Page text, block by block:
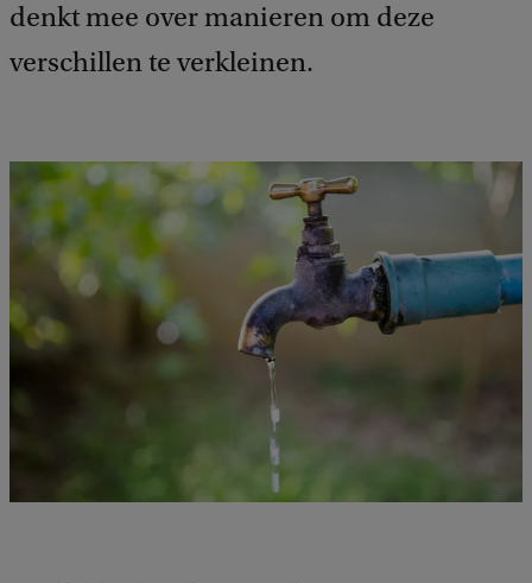
denkt mee over manieren om deze
verschillen te verkleinen.